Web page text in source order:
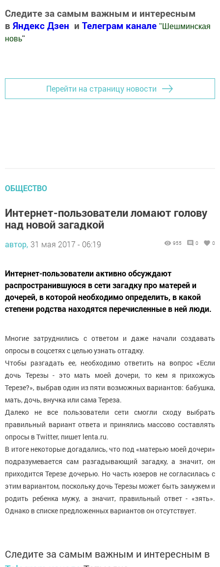
Следите за самым важным и интересным
в Яндекс Дзен и Телеграм канале " Шешминская
новь"
Перейти на страницу новости
ОБЩЕСТВО
Интернет-пользователи ломают голову
над новой загадкой
автор, 31 мая 2017 - 06:19 955 0 0
Интернет-пользователи активно обсуждают
распространившуюся в сети загадку про матерей и
дочерей, в которой необходимо определить, в какой
степени родства находятся перечисленные в ней люди.
Многие затруднились с ответом и даже начали создавать
опросы в соцсетях с целью узнать отгадку.
Чтобы разгадать ее, необходимо ответить на вопрос «Если
дочь Терезы - это мать моей дочери, то кем я прихожусь
Терезе?», выбрав один из пяти возможных вариантов: бабушка,
мать, дочь, внучка или сама Тереза.
Далеко не все пользователи сети смогли сходу выбрать
правильный вариант ответа и принялись массово составлять
опросы в Twitter, пишет lenta.ru.
В итоге некоторые догадались, что под «матерью моей дочери»
подразумевается сам разгадывающий загадку, а значит, он
приходится Терезе дочерью. Но часть юзеров не согласилась с
этим вариантом, поскольку дочь Терезы может быть замужем и
родить ребенка мужу, а значит, правильный ответ - «зять».
Однако в списке предложенных вариантов он отсутствует.
Следите за самым важным и интересным в